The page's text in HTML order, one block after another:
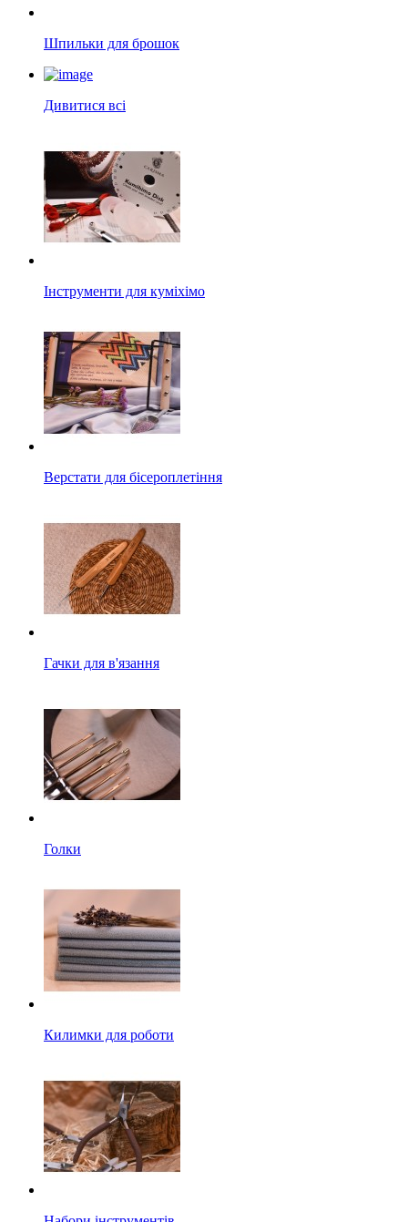
Шпильки для брошок
Дивитися всі
Інструменти для куміхімо
Верстати для бісероплетіння
Гачки для в'язання
Голки
Килимки для роботи